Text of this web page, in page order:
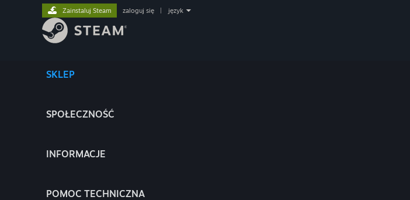
SKLEP
SPOŁECZNOŚĆ
INFORMACJE
POMOC TECHNICZNA
Zainstaluj Steam zaloguj się język